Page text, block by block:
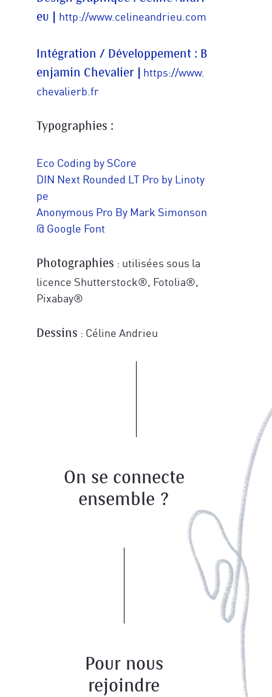
eu | http://www.celineandrieu.com
Intégration / Développement : B
enjamin Chevalier |
https://www.
chevalierb.fr
Typographies :
Eco Coding by S­Core
DIN Next Rounded LT Pro by Linoty
pe
Anonymous Pro By Mark Simonson
@ Google Font
Photographies : utilisées sous la
licence Shutterstock®, Fotolia®,
Pixabay®
Dessins : Céline Andrieu
On se connecte
ensemble ?
Pour nous
rejoindre
qui vous caractérise le mieux aujourd'hui
JE M'ABONNE
Pour mieux vous inspirer, dîtes-nous ce
qui vous caractérise le mieux aujourd'hui
Veuillez vérifier votre demande.
JE M'ABONNE
confidentialité